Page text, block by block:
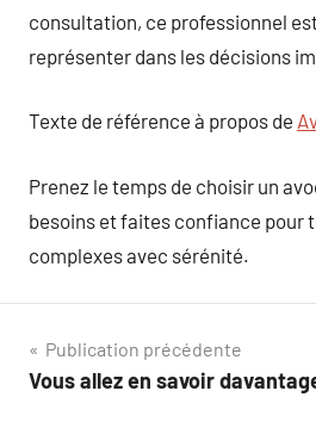
consultation, ce professionnel
représenter dans les décisions
Texte de référence à propos de
Prenez le temps de choisir un
besoins et faites confiance pour
complexes avec sérénité.
Navigation
de
Publication précédente
Vous allez en savoir